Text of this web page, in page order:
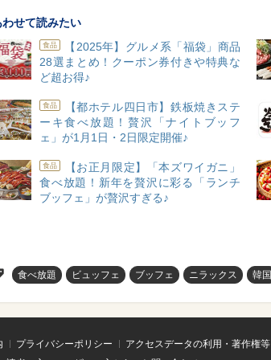
わせて読みたい
食品
【2025年】グルメ系「福袋」商品
28選まとめ！クーポン券付きや特典な
ど超お得♪
食品
【都ホテル四日市】鉄板焼きステ
ーキ食べ放題！贅沢「ナイトブッフ
ェ」が1月1日・2日限定開催♪
食品
【お正月限定】「本ズワイガニ」
食べ放題！新年を贅沢に彩る「ランチ
ブッフェ」が贅沢すぎる♪
食べ放題 ビュッフェ ブッフェ ニラックス 韓国
プライバシーポリシー アクセスデータの利用・著作権等